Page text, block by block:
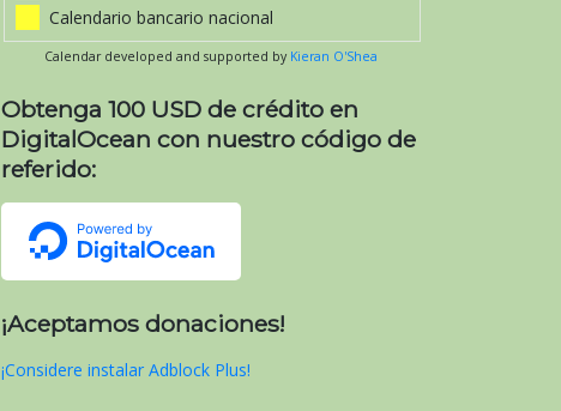
Calendario bancario nacional
Calendar developed and supported by Kieran O'Shea
Obtenga 100 USD de crédito en
DigitalOcean con nuestro código de
referido:
¡Aceptamos donaciones!
¡Considere instalar Adblock Plus!